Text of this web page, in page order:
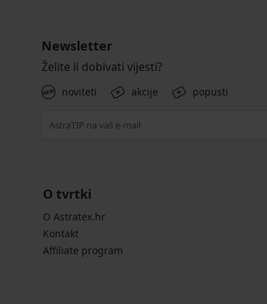
Newsletter
Želite li dobivati vijesti?
noviteti akcije popusti
O tvrtki
O Astratex.hr
Kontakt
Affiliate program